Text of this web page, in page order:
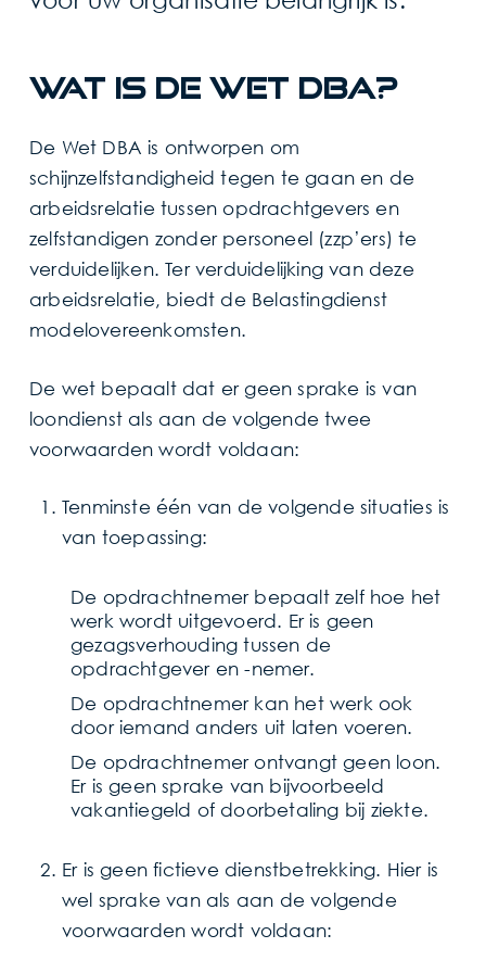
Wat is de Wet DBA?
De Wet DBA is ontworpen om
schijnzelfstandigheid tegen te gaan en de
arbeidsrelatie tussen opdrachtgevers en
zelfstandigen zonder personeel (zzp’ers) te
verduidelijken. Ter verduidelijking van deze
arbeidsrelatie, biedt de Belastingdienst
modelovereenkomsten.
De wet bepaalt dat er geen sprake is van
loondienst als aan de volgende twee
voorwaarden wordt voldaan:
Tenminste één van de volgende situaties is
van toepassing:
De opdrachtnemer bepaalt zelf hoe het
werk wordt uitgevoerd. Er is geen
gezagsverhouding tussen de
opdrachtgever en -nemer.
De opdrachtnemer kan het werk ook
door iemand anders uit laten voeren.
De opdrachtnemer ontvangt geen loon.
Er is geen sprake van bijvoorbeeld
vakantiegeld of doorbetaling bij ziekte.
Er is geen fictieve dienstbetrekking. Hier is
wel sprake van als aan de volgende
voorwaarden wordt voldaan: